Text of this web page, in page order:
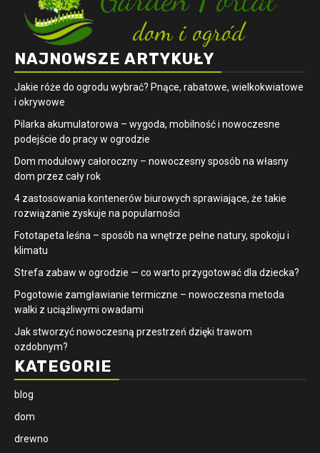
NAJNOWSZE ARTYKUŁY
Jakie róże do ogrodu wybrać? Pnące, rabatowe, wielkokwiatowe
i okrywowe
Pilarka akumulatorowa – wygoda, mobilność i nowoczesne
podejście do pracy w ogrodzie
Dom modułowy całoroczny – nowoczesny sposób na własny
dom przez cały rok
4 zastosowania kontenerów biurowych sprawiające, że takie
rozwiązanie zyskuje na popularności
​Fototapeta leśna – sposób na wnętrze pełne natury, spokoju i
klimatu
Strefa zabaw w ogrodzie — co warto przygotować dla dziecka?
Pogotowie zamgławianie termiczne – nowoczesna metoda
walki z uciążliwymi owadami
Jak stworzyć nowoczesną przestrzeń dzięki trawom
ozdobnym?
KATEGORIE
blog
dom
drewno